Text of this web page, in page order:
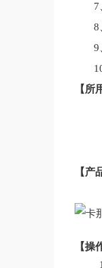
8
9
【所
【产
【操